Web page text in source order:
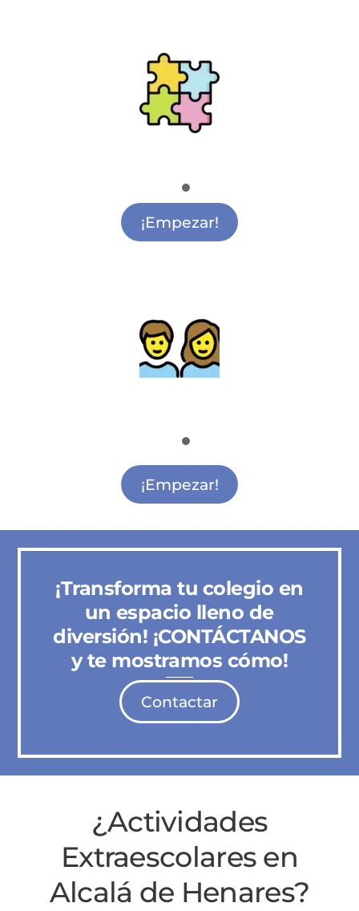
Actividades para Ludoteca Alcalá de Henares
¡Empezar!
Actividades para Madres y Padres Alcalá de
¡Empezar!
¡Transforma tu colegio en
un espacio lleno de
diversión! ¡CONTÁCTANOS
y te mostramos cómo!
Contactar
¿Actividades
Extraescolares en
Alcalá de Henares?